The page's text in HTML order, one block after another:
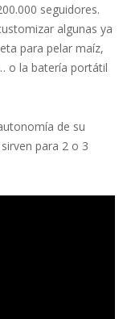
seguidores.
algunas ya
para pelar maíz,
o la batería portátil
de su
para 2 o 3